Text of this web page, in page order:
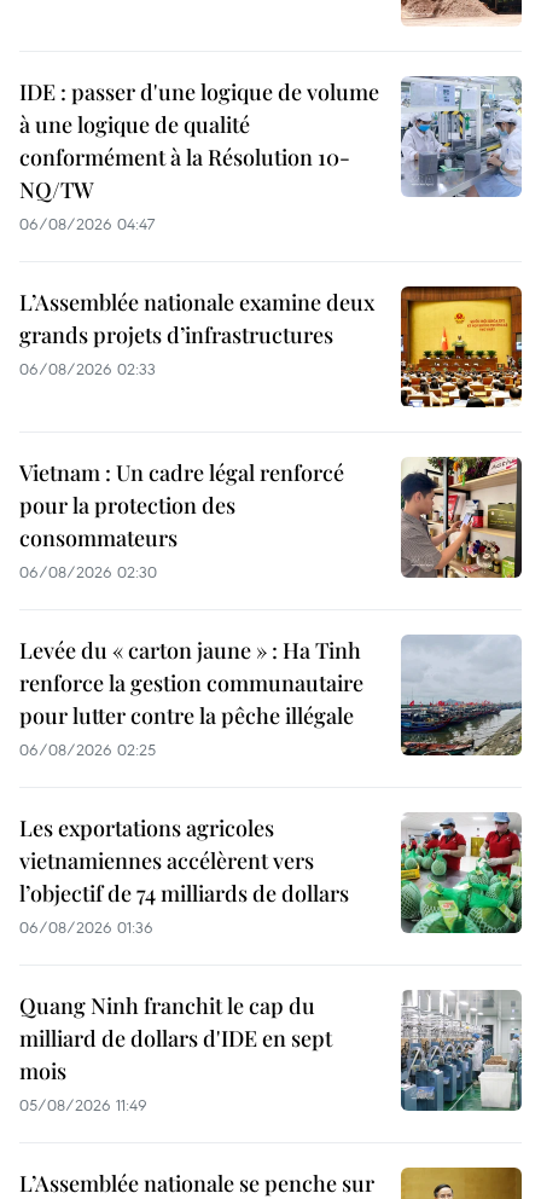
IDE : passer d'une logique de volume
à une logique de qualité
conformément à la Résolution 10-
NQ/TW
06/08/2026 04:47
L’Assemblée nationale examine deux
grands projets d’infrastructures
06/08/2026 02:33
Vietnam : Un cadre légal renforcé
pour la protection des
consommateurs
06/08/2026 02:30
Levée du « carton jaune » : Ha Tinh
renforce la gestion communautaire
pour lutter contre la pêche illégale
06/08/2026 02:25
Les exportations agricoles
vietnamiennes accélèrent vers
l’objectif de 74 milliards de dollars
06/08/2026 01:36
Quang Ninh franchit le cap du
milliard de dollars d'IDE en sept
mois
05/08/2026 11:49
L’Assemblée nationale se penche sur